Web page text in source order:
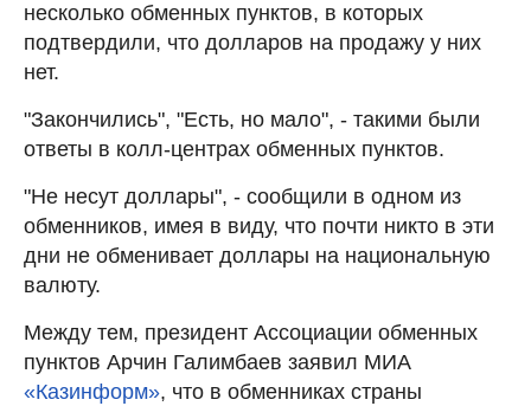
несколько обменных пунктов, в которых
подтвердили, что долларов на продажу у них
нет.
"Закончились", "Есть, но мало", - такими были
ответы в колл-центрах обменных пунктов.
"Не несут доллары", - сообщили в одном из
обменников, имея в виду, что почти никто в эти
дни не обменивает доллары на национальную
валюту.
Между тем, президент Ассоциации обменных
пунктов Арчин Галимбаев заявил МИА
«Казинформ», что в обменниках страны